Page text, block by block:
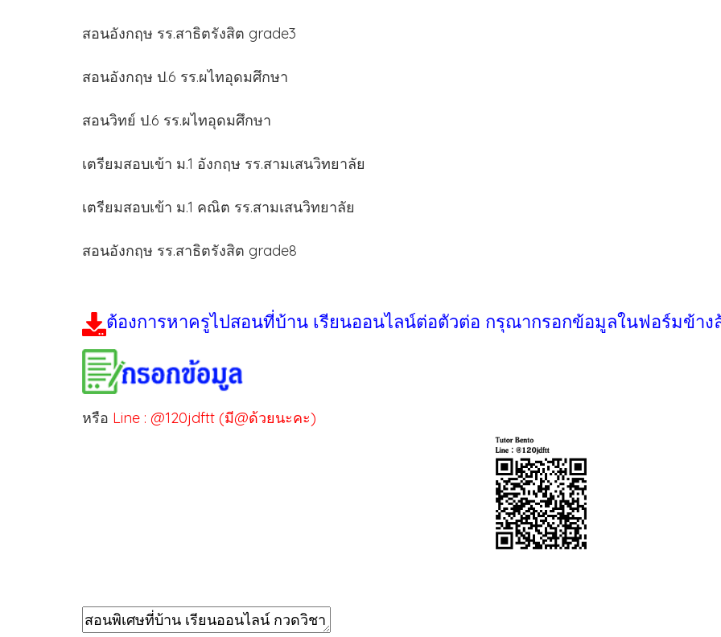
สอนอังกฤษ รร.สาธิตรังสิต grade3
สอนอังกฤษ ป.6 รร.ผไทอุดมศึกษา
สอนวิทย์ ป.6 รร.ผไทอุดมศึกษา
เตรียมสอบเข้า ม.1 อังกฤษ รร.สามเสนวิทยาลัย
เตรียมสอบเข้า ม.1 คณิต รร.สามเสนวิทยาลัย
สอนอังกฤษ รร.สาธิตรังสิต grade8
ต้องการหาครูไปสอนที่บ้าน เรียนออนไลน์ต่อตัวต่อ กรุณากรอกข้อมูลในฟอร์มข้าง
หรือ Line : @120jdftt (มี@ด้วยนะคะ)